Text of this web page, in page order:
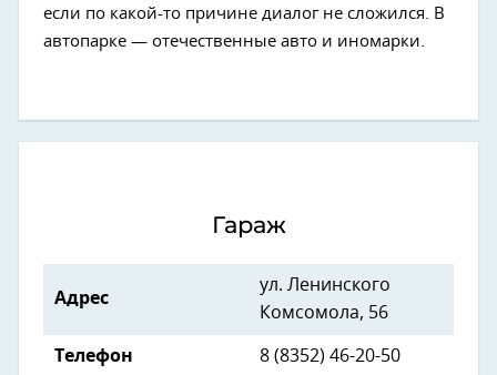
если по какой-то причине диалог не сложился. В
автопарке — отечественные авто и иномарки.
Гараж
Адрес
ул. Ленинского
Комсомола, 56
Телефон 8 (8352) 46-20-50